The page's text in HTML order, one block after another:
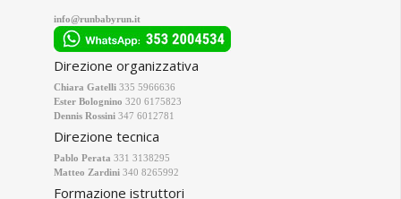
info@runbabyrun.it
Direzione organizzativa
Chiara Gatelli 335 5966636
Ester Bolognino 320 6175823
Dennis Rossini 347 6012781
Direzione tecnica
Pablo Perata 331 3138295
Matteo Zardini 340 8265992
Formazione istruttori